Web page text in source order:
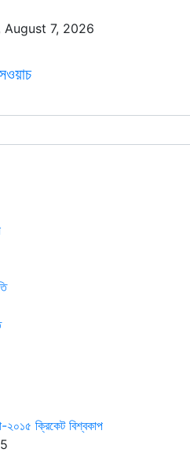
August 7, 2026
মুক্তিযুদ্ধের চেতনায় উদ্বুদ্ধ
২০১৫ ক্রিকেট বিশ্বকাপ